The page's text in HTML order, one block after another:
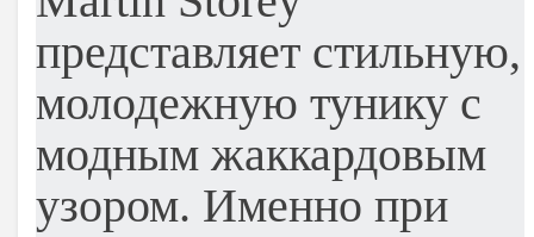
представляет стильную,
молодежную тунику с
модным жаккардовым
узором. Именно при